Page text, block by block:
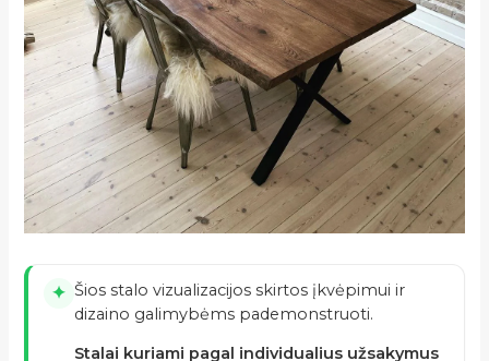
✦ Šios stalo vizualizacijos skirtos įkvėpimui ir
dizaino galimybėms pademonstruoti.
Stalai kuriami pagal individualius užsakymus